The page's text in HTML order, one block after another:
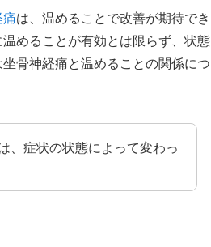
は、温めることで改善が期待でき
めることが有効とは限らず、状態
骨神経痛と温めることの関係につ
、症状の状態によって変わっ